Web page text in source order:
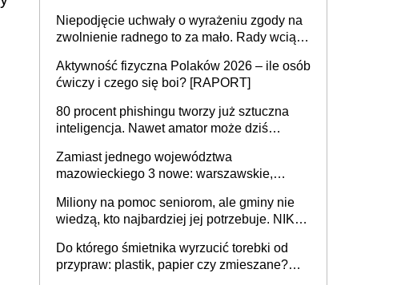
Niepodjęcie uchwały o wyrażeniu zgody na
zwolnienie radnego to za mało. Rady wciąż
rozstrzygać sprawy
Aktywność fizyczna Polaków 2026 – ile osób
ćwiczy i czego się boi? [RAPORT]
80 procent phishingu tworzy już sztuczna
inteligencja. Nawet amator może dziś
Zamiast jednego województwa
mazowieckiego 3 nowe: warszawskie,
Europie nie ma tak dużych jednostek
stołecznych
Miliony na pomoc seniorom, ale gminy nie
wiedzą, kto najbardziej jej potrzebuje. NIK
Do którego śmietnika wyrzucić torebki od
przypraw: plastik, papier czy zmieszane?